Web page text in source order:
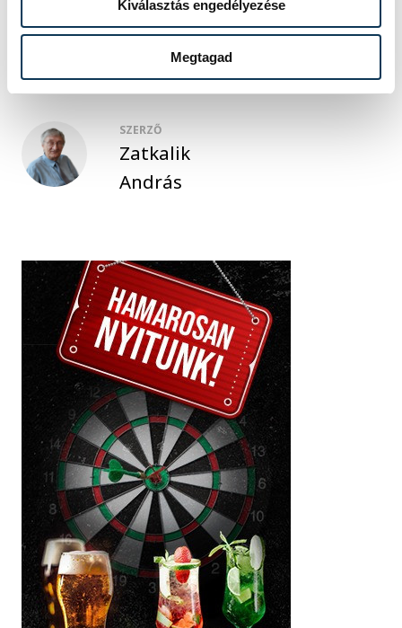
Kiválasztás engedélyezése
Megtagad
SZERZŐ
Zatkalik
András